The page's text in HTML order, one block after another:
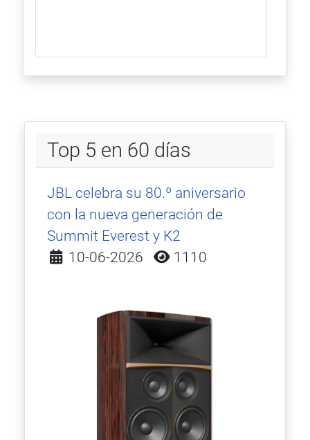
Top 5 en 60 días
JBL celebra su 80.º aniversario
con la nueva generación de
Summit Everest y K2
Detalles
10-06-2026 1110